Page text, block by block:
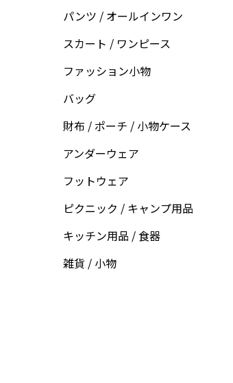
パンツ / オールインワン
スカート / ワンピース
ファッション小物
バッグ
財布 / ポーチ / 小物ケース
アンダーウェア
フットウェア
ピクニック / キャンプ用品
キッチン用品 / 食器
雑貨 / 小物